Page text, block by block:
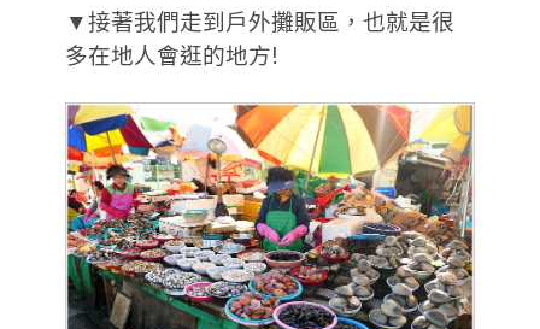
▼接著我們走到戶外攤販區，也就是很
多在地人會逛的地方!